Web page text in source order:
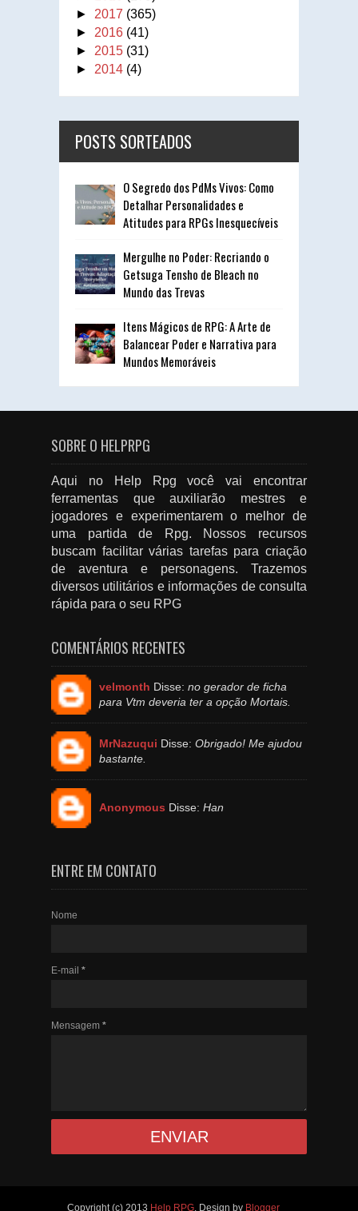
► 2017 (365)
► 2016 (41)
► 2015 (31)
► 2014 (4)
POSTS SORTEADOS
O Segredo dos PdMs Vivos: Como
Detalhar Personalidades e
Atitudes para RPGs Inesquecíveis
Mergulhe no Poder: Recriando o
Getsuga Tensho de Bleach no
Mundo das Trevas
Itens Mágicos de RPG: A Arte de
Balancear Poder e Narrativa para
Mundos Memoráveis
SOBRE O HELPRPG
Aqui no Help Rpg você vai encontrar
ferramentas que auxiliarão mestres e
jogadores e experimentarem o melhor de
uma partida de Rpg. Nossos recursos
buscam facilitar várias tarefas para criação
de aventura e personagens. Trazemos
diversos utilitários e informações de consulta
rápida para o seu RPG
COMENTÁRIOS RECENTES
velmonth Disse: no gerador de ficha
para Vtm deveria ter a opção Mortais.
MrNazuqui Disse: Obrigado! Me ajudou
bastante.
Anonymous Disse: Han
ENTRE EM CONTATO
Nome
E-mail *
Mensagem *
Copyright (c) 2013 Help RPG . Design by Blogger